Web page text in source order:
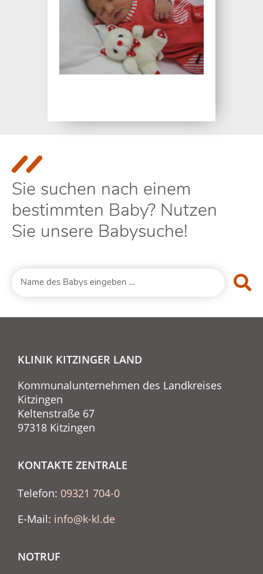
Sie suchen nach einem
bestimmten Baby? Nutzen
Sie unsere Babysuche!
KLINIK KITZINGER LAND
Kommunalunternehmen des Landkreises
Kitzingen
Keltenstraße 67
97318 Kitzingen
KONTAKTE ZENTRALE
Telefon: 09321 704-0
E-Mail: info@k-kl.de
NOTRUF